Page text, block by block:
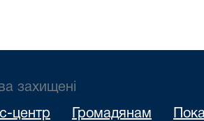
захищені
центр Громадянам